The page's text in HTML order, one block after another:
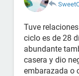
Tuve
ciclo es de 28
abundante
casera y dio
embarazada o